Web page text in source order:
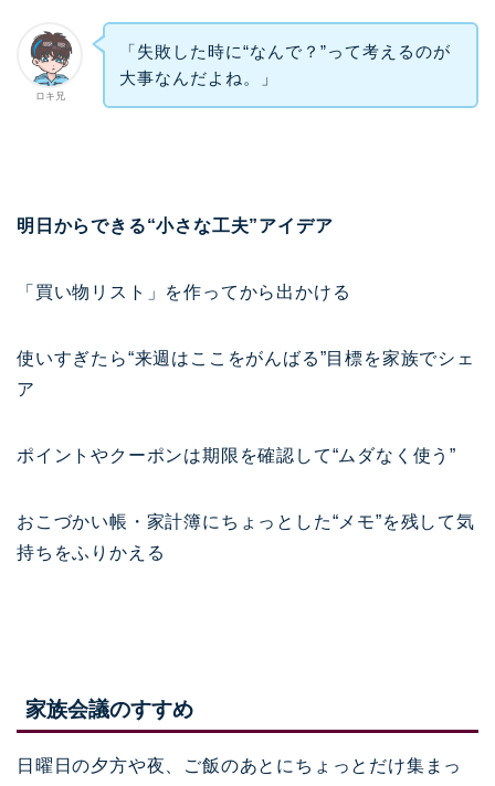
ロキ兄
「失敗した時に“なんで？”って考えるのが
大事なんだよね。」
明日からできる“小さな工夫”アイデア
「買い物リスト」を作ってから出かける
使いすぎたら“来週はここをがんばる”目標を家族でシェ
ア
ポイントやクーポンは期限を確認して“ムダなく使う”
おこづかい帳・家計簿にちょっとした“メモ”を残して気
持ちをふりかえる
家族会議のすすめ
日曜日の夕方や夜、ご飯のあとにちょっとだけ集まっ